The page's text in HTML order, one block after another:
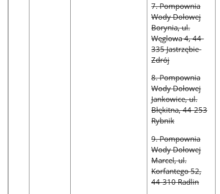
7. Pompownia
Wody Dołowej
Borynia, ul.
Węglowa 4, 44-
335 Jastrzębie-
Zdrój
8. Pompownia
Wody Dołowej
Jankowice, ul.
Błękitna, 44-253
Rybnik
9. Pompownia
Wody Dołowej
Marcel, ul.
Korfantego 52,
44-310 Radlin